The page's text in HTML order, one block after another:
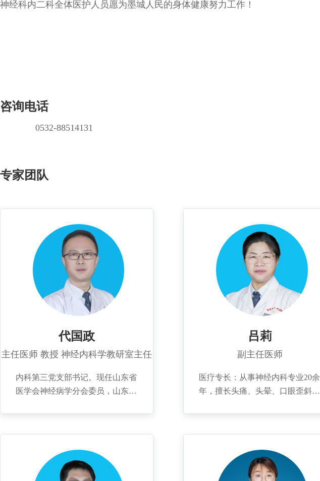
神经科内二科全体医护人员愿为墨城人民的身体健康努力工作！
咨询电话
0532-88514131
专家团队
代国政
主任医师 教授 神经内科学教研室主任
内科第三党支部书记。现任山东省
医学会神经病学分会委员，山东省
山东省罕见病防治协会神经系统罕
见病分会委员，山东省痛疼研究会
吕莉
副主任医师
医疗专长：从事神经内科专业20余
年，擅长头痛、头晕、口眼歪斜、
有独到见解。 个人简介：2000年
毕业于滨州医学院临床医学系，